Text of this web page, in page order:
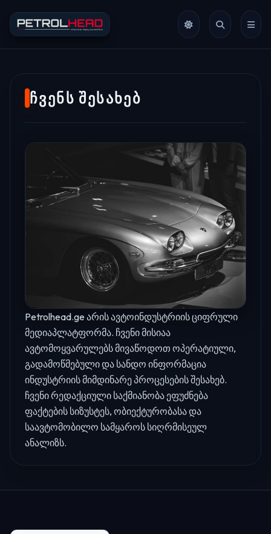
ᲩᲕᲔᲜᲡ ᲨᲔᲡᲐᲮᲔᲑ
Petrolhead.ge არის ავტოინდუსტრიის ციფრული
მედიაპლატფორმა. ჩვენი მისიაა
ავტომოყვარულებს მივაწოდოთ ოპერატიული,
გადამოწმებული და სანდო ინფორმაცია
ინდუსტრიის მიმდინარე პროცესების შესახებ.
ჩვენი რედაქციული საქმიანობა ეფუძნება
ფაქტების სიზუსტეს, ობიექტურობასა და
საავტომობილო სამყაროს სიღრმისეულ
ანალიზს.